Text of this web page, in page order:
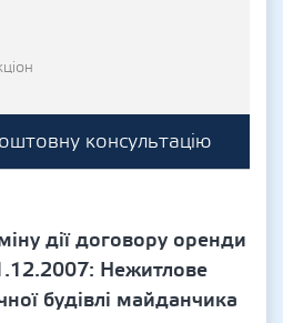
консультацію
дії договору оренди
Нежитлове
будівлі майданчика